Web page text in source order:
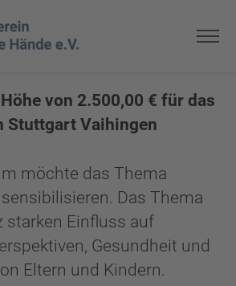
von 2.500,00 € für das
Stuttgart Vaihingen
möchte das Thema
Das Thema
starken Einfluss auf
Gesundheit und
Eltern und Kindern.